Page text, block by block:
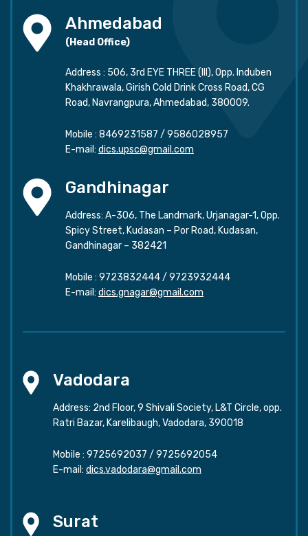
Ahmedabad
(Head Office)
Address : 506, 3rd EYE THREE (III), Opp. Induben
Khakhrawala, Girish Cold Drink Cross Road, CG
Road, Navrangpura, Ahmedabad, 380009.
Mobile : 8469231587 / 9586028957
E-mail: dics.upsc@gmail.com
Gandhinagar
Address: A-306, The Landmark, Urjanagar-1, Opp.
Spicy Street, Kudasan – Por Road, Kudasan,
Gandhinagar – 382421
Mobile : 9723832444/ 9723932444
E-mail: dics.gnagar@gmail.com
Vadodara
Address: 2nd Floor, 9 Shivali Society, L&T Circle, opp.
Ratri Bazar, Karelibaugh, Vadodara, 390018
Mobile : 9725692037 / 9725692054
E-mail: dics.vadodara@gmail.com
Surat